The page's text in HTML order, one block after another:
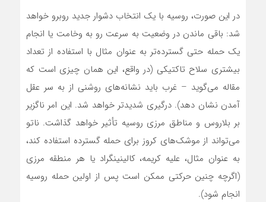
در این صورت، روسیه با یک انتخاب دشوار جدید روبرو خواهد
شد: باقی ماندن در وضعیت به سرعت رو به وخامت یا انجام
یک حمله حتی گسترده‌تر به عنوان مثال با استفاده از تعداد
بیشتری سلاح تاکتیکی (در واقع، این همان چیزی است که
مقاله‌ می‌گوید – غرب باید نشانه‌های روشنی از به سر عقل
آمدن نشان دهد). درگیری شدیدتر خواهد شد. این امر ناگزیر
بر بلاروس و مناطق مرزی روسیه تأثیر خواهد گذاشت. ناتو‌
می‌تواند از موشک‌های کروز برای حمله گسترده استفاده کند،
به عنوان مثال، علیه کریمه، کالینینگراد یا هر منطقه مرزی
(اگرچه چنین حرکتی ممکن است پس از اولین حمله روسیه
انجام شود).